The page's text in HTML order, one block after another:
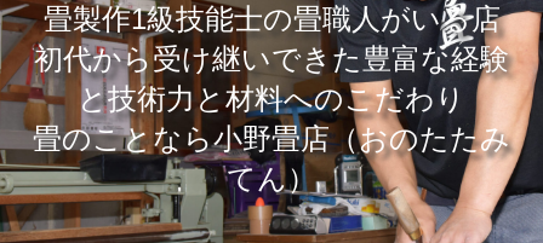
畳製作1級技能士の畳職人がいる店
​初代から受け継いできた豊富な経験
と技術力と材料へのこだわり
畳のことなら小野畳店（おのたたみ
てん）